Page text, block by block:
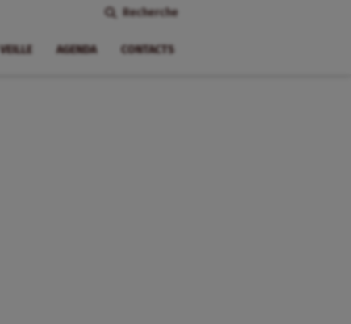
Recherche
VEILLE AGENDA CONTACTS